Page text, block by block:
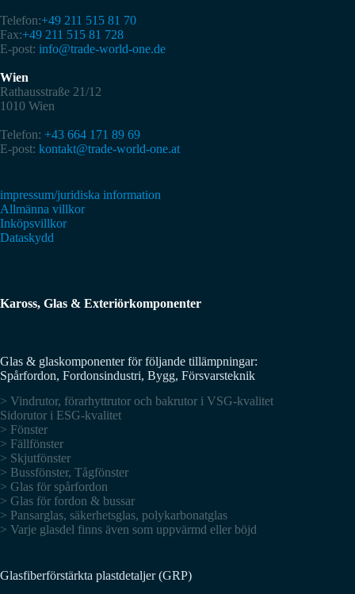
Telefon:+49 211 515 81 70
Fax:+49 211 515 81 728
E-post: info@trade-world-one.de
Wien
Rathausstraße 21/12
1010 Wien
Telefon: +43 664 171 89 69
E-post: kontakt@trade-world-one.at
impressum/juridiska information
Allmänna villkor
Inköpsvillkor
Dataskydd
Kaross, Glas & Exteriörkomponenter
Glas & glaskomponenter för följande tillämpningar:
Spårfordon, Fordonsindustri, Bygg, Försvarsteknik
> Vindrutor, förarhyttrutor och bakrutor i VSG-kvalitet
Sidorutor i ESG-kvalitet
> Fönster
> Fällfönster
> Skjutfönster
> Bussfönster, Tågfönster
> Glas för spårfordon
> Glas för fordon & bussar
> Pansarglas, säkerhetsglas, polykarbonatglas
> Varje glasdel finns även som uppvärmd eller böjd
Glasfiberförstärkta plastdetaljer (GRP)